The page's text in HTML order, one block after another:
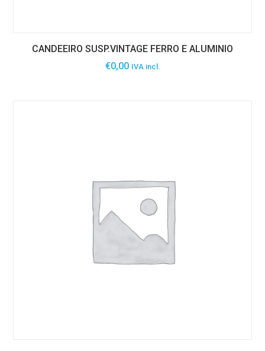
CANDEEIRO SUSP.VINTAGE FERRO E ALUMINIO
€0,00 IVA incl.